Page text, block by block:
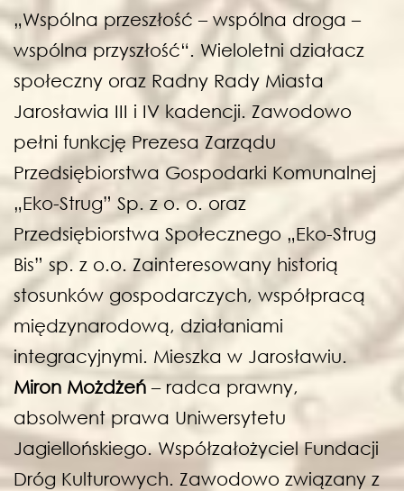
„Wspólna przeszłość – wspólna droga –
wspólna przyszłość“. Wieloletni działacz
społeczny oraz Radny Rady Miasta
Jarosławia III i IV kadencji. Zawodowo
pełni funkcję Prezesa Zarządu
Przedsiębiorstwa Gospodarki Komunalnej
„Eko-Strug” Sp. z o. o. oraz
Przedsiębiorstwa Społecznego „Eko-Strug
Bis” sp. z o.o. Zainteresowany historią
stosunków gospodarczych, współpracą
międzynarodową, działaniami
integracyjnymi. Mieszka w Jarosławiu.
Miron Możdżeń– radca prawny,
absolwent prawa Uniwersytetu
Jagiellońskiego. Współzałożyciel Fundacji
Dróg Kulturowych. Zawodowo związany z